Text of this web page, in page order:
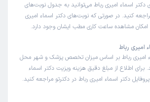
دکتر اسماء امیری رباط می‌توانید به جدول نوبت‌های
کنید. در صورتی که نوبت‌های دکتر اسماء امیری
امکان مشاهده ساعت کاری مطب ایشان وجود دارد.
امیری رباط
امیری رباط بر اساس میزان تخصص پزشک و شهر محل
اطلاع از مبلغ دقیق هزینه ویزیت دکتر اسماء
دکتر اسماء امیری رباط در دکترتو مراجعه کنید.